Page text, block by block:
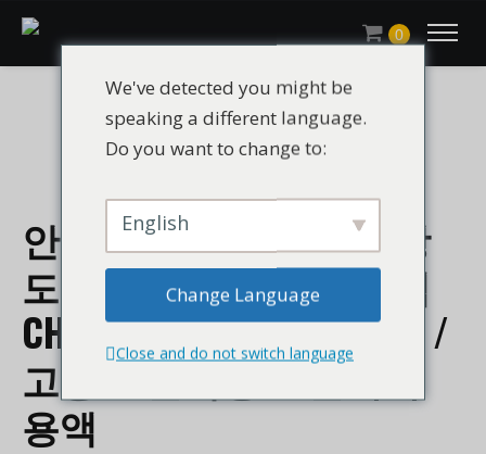
0
안료 친화기가 있는 고광
도 블록형 코폴리머 용액
CHLUMICRYL® DP-D264R /
고광도 블록형 코폴리머
용액
We've detected you might be
speaking a different language.
Do you want to change to:
English
Change Language
Close and do not switch language